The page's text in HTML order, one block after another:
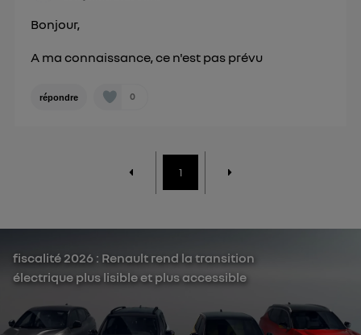
Bonjour,
A ma connaissance, ce n'est pas prévu
répondre 0
1
fiscalité 2026 : Renault rend la transition
électrique plus lisible et plus accessible